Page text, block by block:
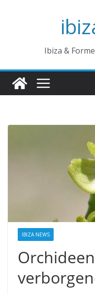
Ibiza &
IBIZA NEWS